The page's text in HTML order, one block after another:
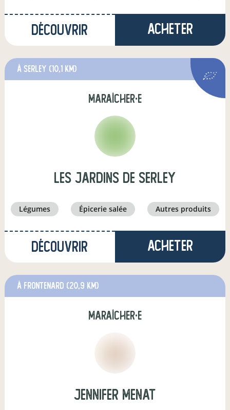
Découvrir Acheter
à Serley (10,1 km)
maraîcher·e
Les Jardins de Serley
légumes épicerie salée autres produits
Découvrir Acheter
à Frontenard (20,9 km)
maraîcher·e
jennifer menat